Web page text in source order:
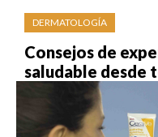
DERMATOLOGÍA
Consejos de
saludable desde